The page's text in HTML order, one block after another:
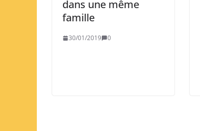
dans une même
famille
30/01/2019 0